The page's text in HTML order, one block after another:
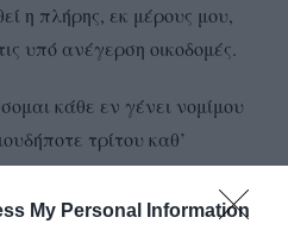
My Personal Information
η πλήρης, εκ μέρους μου,
υπό ανέγερση οικοδομές.
κάθε εν γένει νομίμου
τρίτου καθ’
σε βάρος του
και της τοπικής